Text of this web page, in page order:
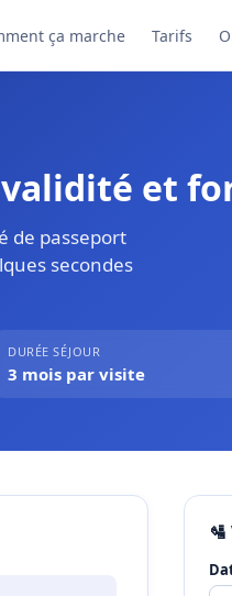
ça marche Tarifs
et
de passeport
secondes
DURÉE SÉJOUR
3 mois par visite